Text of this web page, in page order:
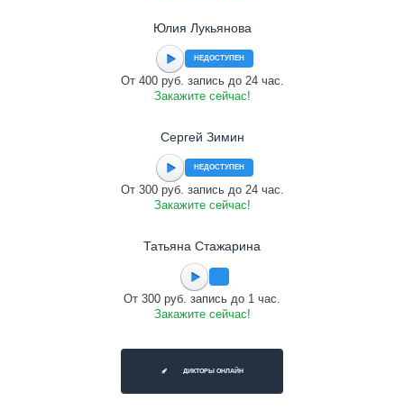
Юлия Лукьянова
НЕДОСТУПЕН
От 400 руб. запись до 24 час.
Закажите сейчас!
Сергей Зимин
НЕДОСТУПЕН
От 300 руб. запись до 24 час.
Закажите сейчас!
Татьяна Стажарина
От 300 руб. запись до 1 час.
Закажите сейчас!
ДИКТОРЫ ОНЛАЙН